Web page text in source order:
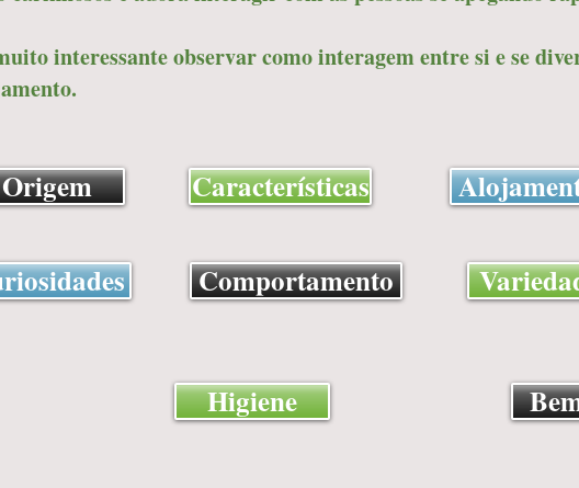
interessante observar como interagem entre si e se
Origem Características
Comportamento
Higiene